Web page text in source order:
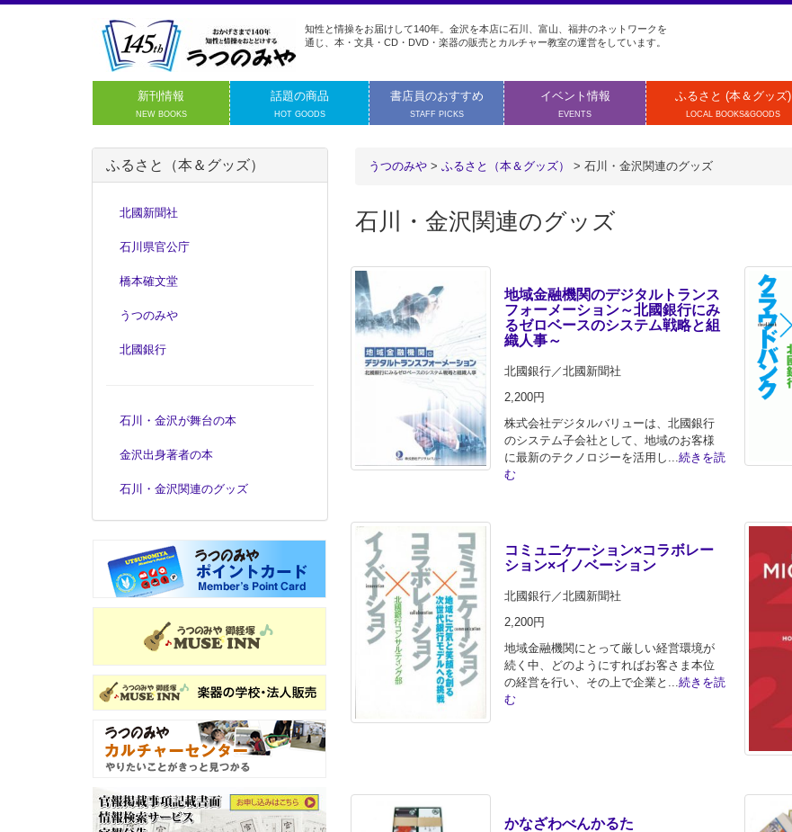
知性と情操をお届けして140年。金沢を本店に石川、富山、福井のネットワークを
通じ、本・文具・CD・DVD・楽器の販売とカルチャー教室の運営をしています。
新刊情報
NEW BOOKS
話題の商品
HOT GOODS
書店員のおすすめ
STAFF PICKS
イベント情報
EVENTS
ふるさと (本＆グッズ)
LOCAL BOOKS&GOODS
うつのみや> ふるさと（本＆グッズ） > 石川・金沢関連のグッズ
石川・金沢関連のグッズ
地域金融機関のデジタルトランス
フォーメーション～北國銀行にみ
るゼロベースのシステム戦略と組
織人事～
北國銀行／北國新聞社
2,200円
株式会社デジタルバリューは、北國銀行
のシステム子会社として、地域のお客様
に最新のテクノロジーを活用し...続きを読
む
コミュニケーション×コラボレー
ション×イノベーション
北國銀行／北國新聞社
2,200円
地域金融機関にとって厳しい経営環境が
続く中、どのようにすればお客さま本位
の経営を行い、その上で企業と...続きを読
む
かなざわべんかるた
ふるさと（本＆グッズ）
北國新聞社
石川県官公庁
橋本確文堂
うつのみや
北國銀行
石川・金沢が舞台の本
金沢出身著者の本
石川・金沢関連のグッズ